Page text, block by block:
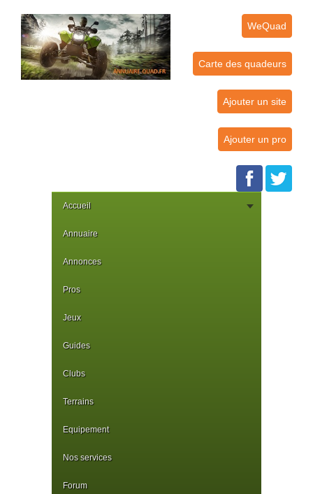
WeQuad
Carte des quadeurs
Ajouter un site
Ajouter un pro
Accueil
Annuaire
Annonces
Pros
Jeux
Guides
Clubs
Terrains
Equipement
Nos services
Forum